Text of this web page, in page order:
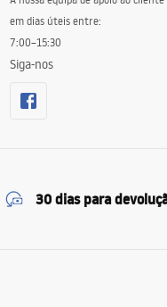
em dias úteis entre:
7:00–15:30
Siga-nos
30 dias para